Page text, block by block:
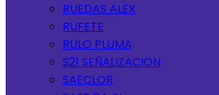
RUEDAS ALEX
RUFETE
RULO PLUMA
S21 SEÑALIZACION
SAECLOR